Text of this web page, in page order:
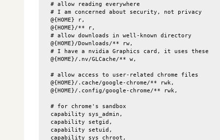
  # allow reading everywhere
  # I am concerned about security, not privacy
  @{HOME} r,
  @{HOME}/** r,
  # allow downloads in well-known directory
  @{HOME}/Downloads/** rw,
  # I have a nvidia Graphics card, it uses these
  @{HOME}/.nv/GLCache/** w,
  # allow access to user-related chrome files
  @{HOME}/.cache/google-chrome/** rwk,
  @{HOME}/.config/google-chrome/** rwk,
  # for chrome's sandbox
  capability sys_admin,
  capability setgid,
  capability setuid,
  capability sys_chroot,